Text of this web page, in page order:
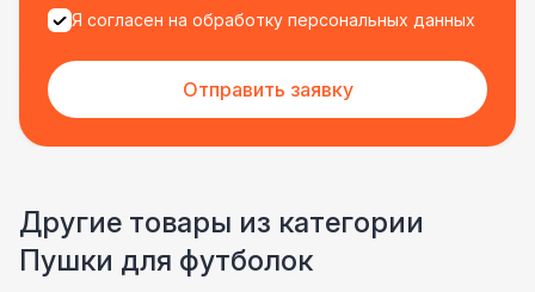
Я согласен на обработку персональных данных
Отправить заявку
Другие товары из категории
Пушки для футболок